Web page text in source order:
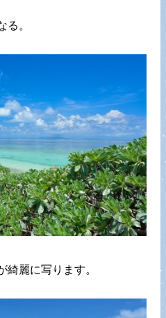
る。
綺麗に写ります。